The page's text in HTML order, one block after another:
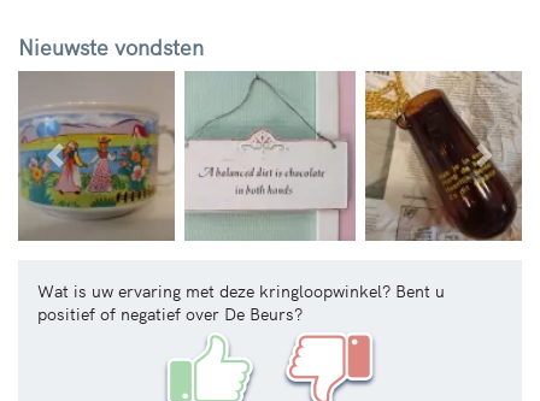
Nieuwste vondsten
Vorige
Wat is uw ervaring met deze kringloopwinkel? Bent u
positief of negatief over De Beurs?